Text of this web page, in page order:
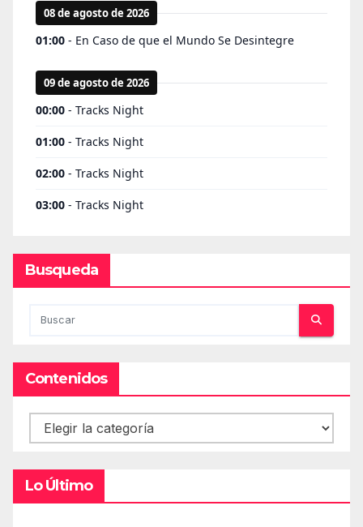
Busqueda
Contenidos
Contenidos
Lo Último